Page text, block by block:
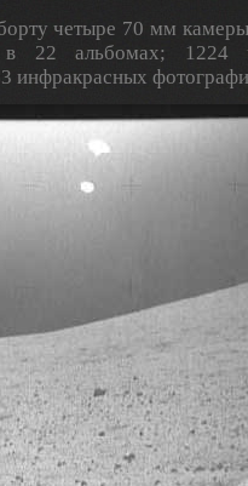
четыре 70 мм
в 22 альбомах; 1224
инфракрасных